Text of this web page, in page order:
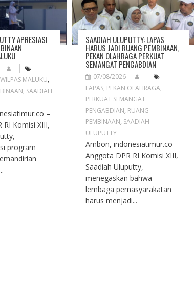
APRESIASI
MALUKU,
, SAADIAH
–
RI Komisi XIII,
program
SAADIAH ULUPUTTY: LAPAS
HARUS JADI RUANG PEMBINAAN,
PEKAN OLAHRAGA PERKUAT
SEMANGAT PENGABDIAN
07/08/2026
LAPAS, PEKAN OLAHRAGA,
PERKUAT SEMANGAT
PENGABDIAN, RUANG
PEMBINAAN, SAADIAH
ULUPUTTY
Ambon, indonesiatimur.co –
Anggota DPR RI Komisi XIII,
Saadiah Uluputty,
menegaskan bahwa
lembaga pemasyarakatan
harus menjadi...